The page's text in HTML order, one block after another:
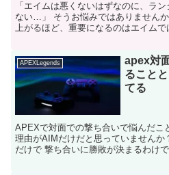
「エイムは悪くないはずなのに、ラ
ない…」 そうお悩みではありません
上がるほど、重要になるのはエイム
APEXLegends
apex対
ること
てる
APEXで対面での撃ち合いで悩んだこ
理由がAIMだけだと思っていませんか
だけで 撃ち合いに勝敗が決まるわけ